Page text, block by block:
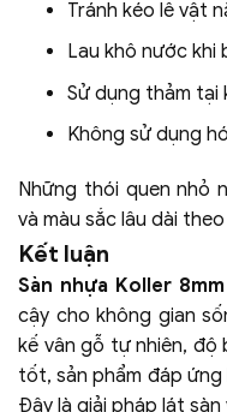
Tránh kéo lê vật
Lau khô nước khi
Sử dụng thảm tại
Không sử dụng
Những thói quen nhỏ
và màu sắc lâu dài
Kết luận
Sàn nhựa Koller
cậy cho không gian
kế vân gỗ tự nhiên, độ
tốt, sản phẩm đáp ứng
Đây là giải pháp lát